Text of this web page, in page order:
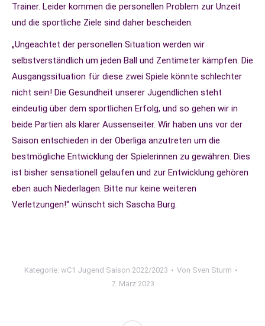
Trainer. Leider kommen die personellen Problem zur Unzeit
und die sportliche Ziele sind daher bescheiden.
„Ungeachtet der personellen Situation werden wir
selbstverständlich um jeden Ball und Zentimeter kämpfen. Die
Ausgangssituation für diese zwei Spiele könnte schlechter
nicht sein! Die Gesundheit unserer Jugendlichen steht
eindeutig über dem sportlichen Erfolg, und so gehen wir in
beide Partien als klarer Aussenseiter. Wir haben uns vor der
Saison entschieden in der Oberliga anzutreten um die
bestmögliche Entwicklung der Spielerinnen zu gewähren. Dies
ist bisher sensationell gelaufen und zur Entwicklung gehören
eben auch Niederlagen. Bitte nur keine weiteren
Verletzungen!“ wünscht sich Sascha Burg.
Kategorie: wC1 Jugend Saison 2022/2023 Von Sven Sturm
7. März 2023